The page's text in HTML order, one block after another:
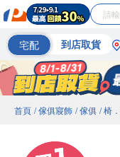
宅配 到店取貨
首頁 / 傢俱寢飾 / 傢俱 / 椅